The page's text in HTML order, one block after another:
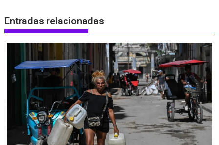
Entradas relacionadas